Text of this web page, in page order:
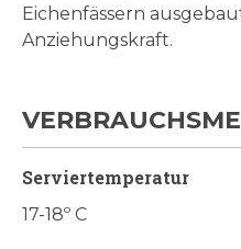
Eichenfässern
Anziehungskraft.
Serviertemperatur
17-18º C